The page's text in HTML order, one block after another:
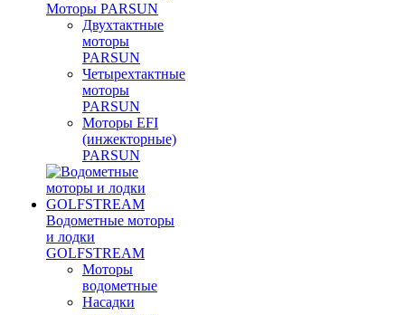
Моторы PARSUN
Двухтактные
моторы
PARSUN
Четырехтактные
моторы
PARSUN
Моторы EFI
(инжекторные)
PARSUN
Водометные моторы
и лодки
GOLFSTREAM
Моторы
водометные
Насадки